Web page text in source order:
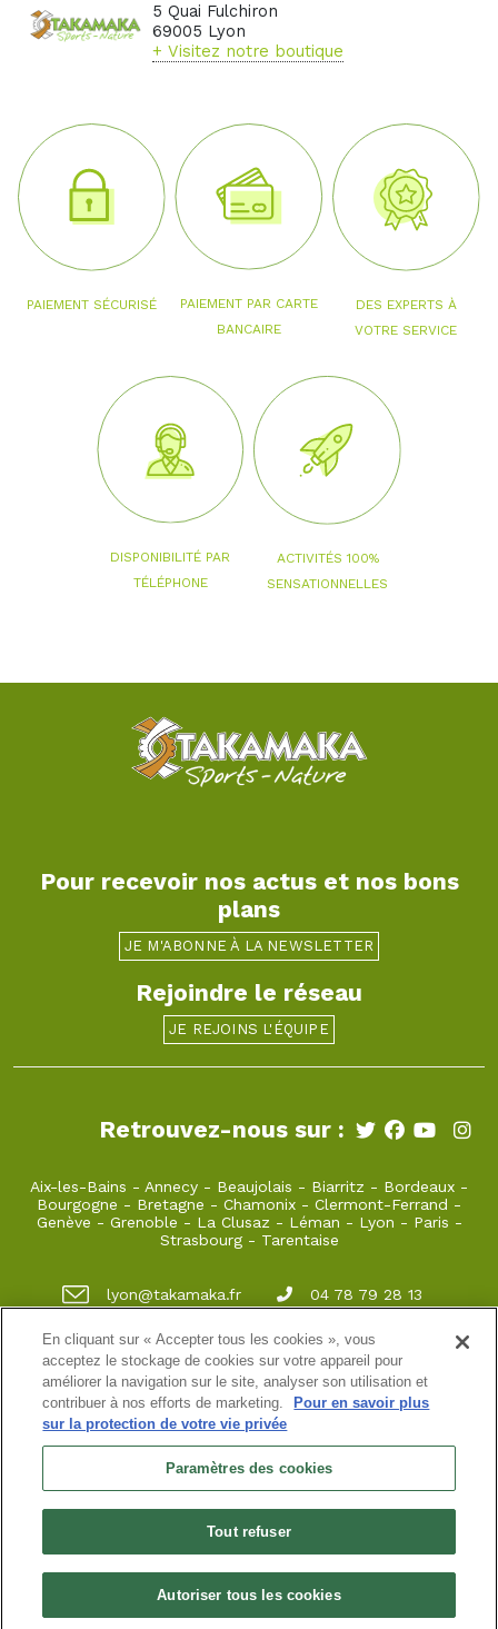
5 Quai Fulchiron
69005 Lyon
+ Visitez notre boutique
PAIEMENT SÉCURISÉ
PAIEMENT PAR CARTE
BANCAIRE
DES EXPERTS À
VOTRE SERVICE
DISPONIBILITÉ PAR
TÉLÉPHONE
ACTIVITÉS 100%
SENSATIONNELLES
Pour recevoir nos actus et nos bons
plans
JE M'ABONNE À LA NEWSLETTER
Rejoindre le réseau
JE REJOINS L'ÉQUIPE
Retrouvez-nous sur :
Aix-les-Bains - Annecy - Beaujolais - Biarritz - Bordeaux -
Bourgogne - Bretagne - Chamonix - Clermont-Ferrand -
Genève - Grenoble - La Clusaz - Léman - Lyon - Paris -
Strasbourg- Tarentaise
lyon@takamaka.fr 04 78 79 28 13
Vieux Lyon 22 rue juiverie 69005 Lyon
Site classique-Mon compte-Informations pratiques
Conditions générales de vente-Newsletter
séjours sous le numéro : IM069250001
R.C. professionnelle MMA Assurances 140 577 078 / SIRET:
80495532600033 / TVA intracom : FR6580495532600033 / Capital
social : € 5 000
En cliquant sur « Accepter tous les cookies », vous
acceptez le stockage de cookies sur votre appareil pour
améliorer la navigation sur le site, analyser son utilisation et
contribuer à nos efforts de marketing.
Pour en savoir plus
sur la protection de votre vie privée
Paramètres des cookies
Tout refuser
Autoriser tous les cookies